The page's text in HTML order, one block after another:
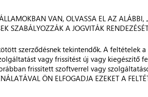
VAN, OLVASSA EL AZ ALÁBBI,
SZABÁLYOZZÁK A JOGVITÁK
szerződésnek tekintendők. A feltételek
vagy frissítést új vagy kiegészítő
frissített szoftverrel vagy
ÖN ELFOGADJA EZEKET A